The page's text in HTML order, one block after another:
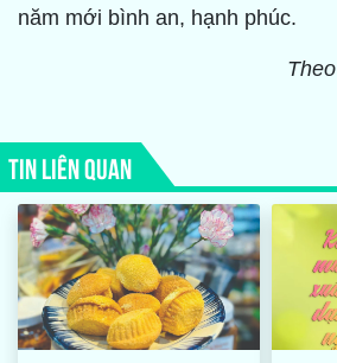
năm mới bình an, hạnh phúc.
Theo
TIN LIÊN QUAN